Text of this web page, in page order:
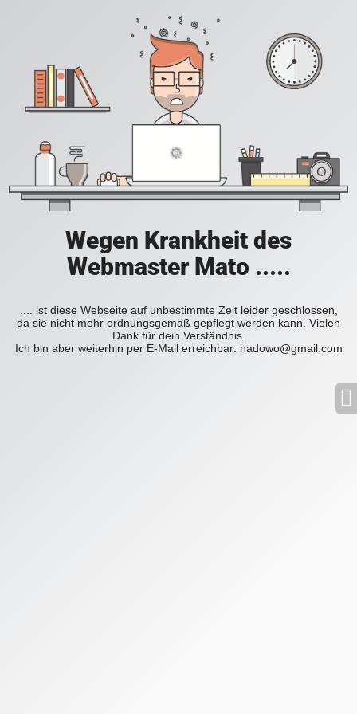
Wegen Krankheit des
Webmaster Mato .....
.... ist diese Webseite auf unbestimmte Zeit leider geschlossen,
da sie nicht mehr ordnungsgemäß gepflegt werden kann. Vielen
Dank für dein Verständnis.
Ich bin aber weiterhin per E-Mail erreichbar: nadowo@gmail.com